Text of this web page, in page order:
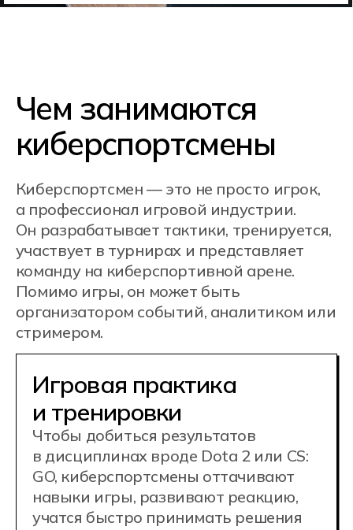
GO, киберспортсмены оттачивают
навыки игры, развивают реакцию,
учатся быстро принимать решения
под давлением и эффективно
Развитие
стратегического
мышления
Профессиональный игрок — это
и стратег, и тактик. Умение
анализировать происходящее,
адаптироваться к сопернику
и грамотно распределять роли
в команде — ключ к победе.